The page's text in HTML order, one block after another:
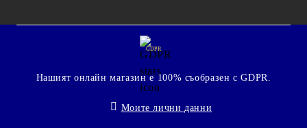
GDPR
Нашият онлайн магазин е 100% съобразен с GDPR.
Моите лични данни